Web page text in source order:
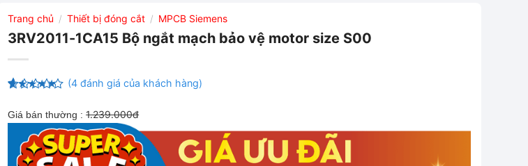
Trang chủ / Thiết bị đóng cắt / MPCB Siemens
3RV2011-1CA15 Bộ ngắt mạch bảo vệ motor size S00
5 dựa trên
đánh giá
(4 đánh giá của khách hàng)
Giá bán thường :1.239.000đ